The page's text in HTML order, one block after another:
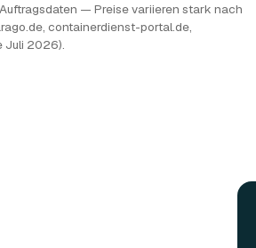
— Preise variieren stark nach
containerdienst-portal.de,
Juli 2026).